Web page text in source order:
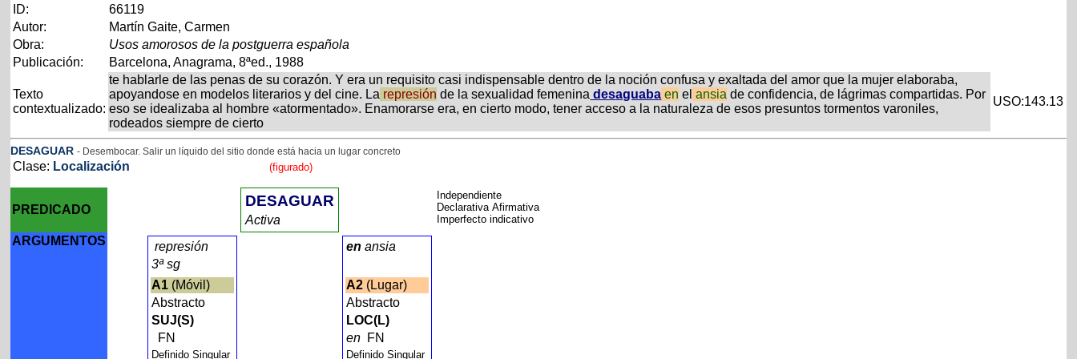
ID:
66119
Autor:
Martín Gaite, Carmen
Obra:
Usos amorosos de la postguerra española
Publicación:
Barcelona, Anagrama, 8ªed., 1988
Texto
contextualizado:
te hablarle de las penas de su corazón. Y era un requisito casi indispensable dentro de la noción confusa y exaltada del amor que la mujer elaboraba,
apoyandose en modelos literarios y del cine. La represión de la sexualidad femenina desaguaba en el ansia de confidencia, de lágrimas compartidas. Por
eso se idealizaba al hombre «atormentado». Enamorarse era, en cierto modo, tener acceso a la naturaleza de esos presuntos tormentos varoniles,
rodeados siempre de cierto
USO:143.13
DESAGUAR - Desembocar. Salir un líquido del sitio donde está hacia un lugar concreto
Clase: Localización (figurado)
PREDICADO
DESAGUAR
Activa
Independiente
Declarativa Afirmativa
Imperfecto indicativo
ARGUMENTOS
represión
3ª sg
A1 (Móvil)
Abstracto
SUJ(S)
FN
Definido Singular
en ansia
A2 (Lugar)
Abstracto
LOC(L)
en FN
Definido Singular